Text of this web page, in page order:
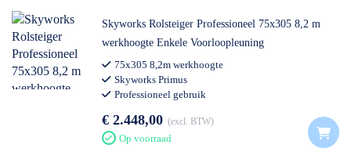
Skyworks Rolsteiger Professioneel 75x305 8,2 m
werkhoogte Enkele Voorloopleuning
75x305 8,2m werkhoogte
Skyworks Primus
Professioneel gebruik
€ 2.448,00 excl. BTW
Op voorraad